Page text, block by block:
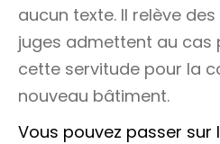
aucun texte. Il relève des
juges admettent au cas
cette servitude pour la
nouveau bâtiment.
Vous pouvez passer